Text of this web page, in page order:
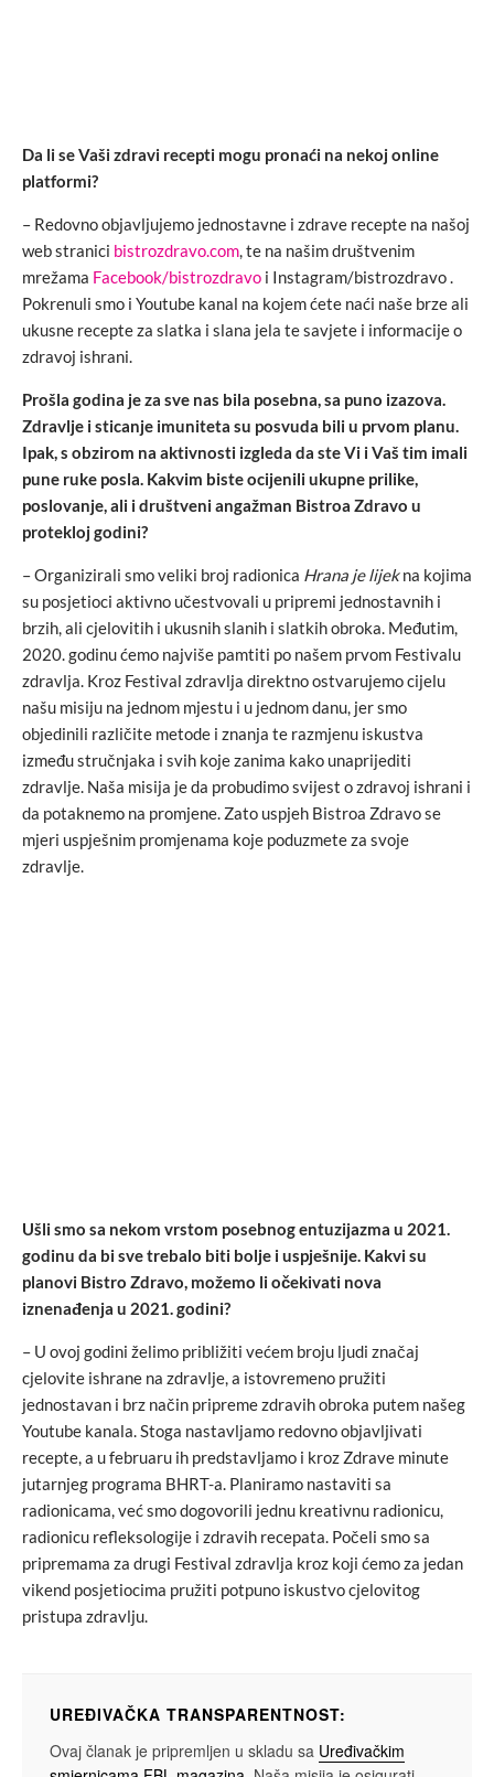
Da li se Vaši zdravi recepti mogu pronaći na nekoj online
platformi?
– Redovno objavljujemo jednostavne i zdrave recepte na našoj
web stranici bistrozdravo.com, te na našim društvenim
mrežama Facebook/bistrozdravo i Instagram/bistrozdravo .
Pokrenuli smo i Youtube kanal na kojem ćete naći naše brze ali
ukusne recepte za slatka i slana jela te savjete i informacije o
zdravoj ishrani.
Prošla godina je za sve nas bila posebna, sa puno izazova.
Zdravlje i sticanje imuniteta su posvuda bili u prvom planu.
Ipak, s obzirom na aktivnosti izgleda da ste Vi i Vaš tim imali
pune ruke posla. Kakvim biste ocijenili ukupne prilike,
poslovanje, ali i društveni angažman Bistroa Zdravo u
protekloj godini?
– Organizirali smo veliki broj radionica Hrana je lijekna kojima
su posjetioci aktivno učestvovali u pripremi jednostavnih i
brzih, ali cjelovitih i ukusnih slanih i slatkih obroka. Međutim,
2020. godinu ćemo najviše pamtiti po našem prvom Festivalu
zdravlja. Kroz Festival zdravlja direktno ostvarujemo cijelu
našu misiju na jednom mjestu i u jednom danu, jer smo
objedinili različite metode i znanja te razmjenu iskustva
između stručnjaka i svih koje zanima kako unaprijediti
zdravlje. Naša misija je da probudimo svijest o zdravoj ishrani i
da potaknemo na promjene. Zato uspjeh Bistroa Zdravo se
mjeri uspješnim promjenama koje poduzmete za svoje
zdravlje.
Ušli smo sa nekom vrstom posebnog entuzijazma u 2021.
godinu da bi sve trebalo biti bolje i uspješnije. Kakvi su
planovi Bistro Zdravo, možemo li očekivati nova
iznenađenja u 2021. godini?
– U ovoj godini želimo približiti većem broju ljudi značaj
cjelovite ishrane na zdravlje, a istovremeno pružiti
jednostavan i brz način pripreme zdravih obroka putem našeg
Youtube kanala. Stoga nastavljamo redovno objavljivati
recepte, a u februaru ih predstavljamo i kroz Zdrave minute
jutarnjeg programa BHRT-a. Planiramo nastaviti sa
radionicama, već smo dogovorili jednu kreativnu radionicu,
radionicu refleksologije i zdravih recepata. Počeli smo sa
pripremama za drugi Festival zdravlja kroz koji ćemo za jedan
vikend posjetiocima pružiti potpuno iskustvo cjelovitog
pristupa zdravlju.
UREĐIVAČKA TRANSPARENTNOST:
Ovaj članak je pripremljen u skladu sa Uređivačkim